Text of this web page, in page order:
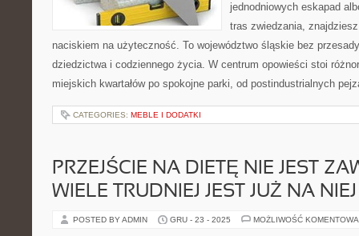
jednodniowych eskapad
tras zwiedzania,
naciskiem na użyteczność. To województwo śląskie bez
dziedzictwa i codziennego życia. W centrum opowieści stoi
miejskich kwartałów po spokojne parki, od postindustrialnych
CATEGORIES: MEBLE I DODATKI
PRZEJŚCIE NA DIETĘ NIE JEST
WIELE TRUDNIEJ JEST JUŻ NA
POSTED BY ADMIN GRU - 23 - 2025 MOŻLIWOŚĆ